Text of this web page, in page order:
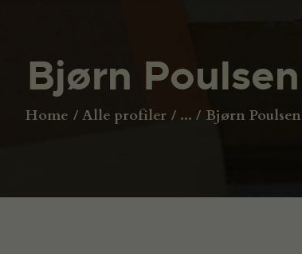
Bjørn Poulsen
Home Alle profiler ... Bjørn Poulsen
OM SVFK
ENGLISH